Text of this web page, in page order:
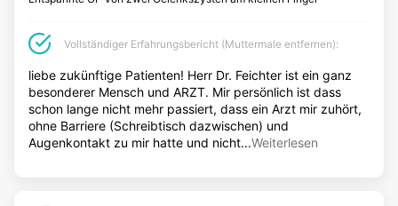
mich auf die Plastische Chirurgie gestürzt und die Ausbildung
Berger).Auslandsaufenthalte mehrmals in Toronto, Kanada
(Prof. Dr. Gruss)Ausführlich als Erstgespräch, mindestens über
einen Zeitraum von 20-30 Minuten
ÄSTHETISCHE MEDIZIN
Botox
Faltenbehandlung
Lippen aufspritzen
Fadenlifting
Vollständiger Erfahrungsbericht (Muttermale entfernen):
liebe zukünftige Patienten! Herr Dr. Feichter ist ein ganz
besonderer Mensch und ARZT. Mir persönlich ist dass
schon lange nicht mehr passiert, dass ein Arzt mir zuhört,
ohne Barriere (Schreibtisch dazwischen) und
Augenkontakt zu mir hatte und nicht...Weiterlesen